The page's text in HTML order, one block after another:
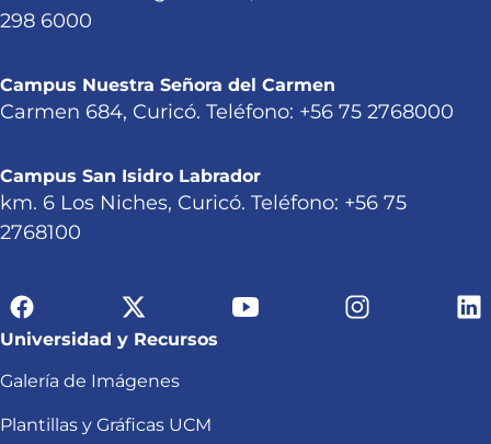
298 6000
Campus Nuestra Señora del Carmen
Carmen 684, Curicó. Teléfono: +56 75 2768000
Campus San Isidro Labrador
km. 6 Los Niches, Curicó. Teléfono: +56 75
2768100
Universidad y Recursos
Galería de Imágenes
Plantillas y Gráficas UCM